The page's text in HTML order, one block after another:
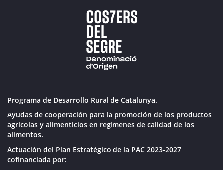
Programa de Desarrollo Rural de Catalunya.
Ayudas de cooperación para la promoción de los productos
agrícolas y alimenticios en regímenes de calidad de los
alimentos.
Actuación del Plan Estratégico de la PAC 2023-2027
cofinanciada por: